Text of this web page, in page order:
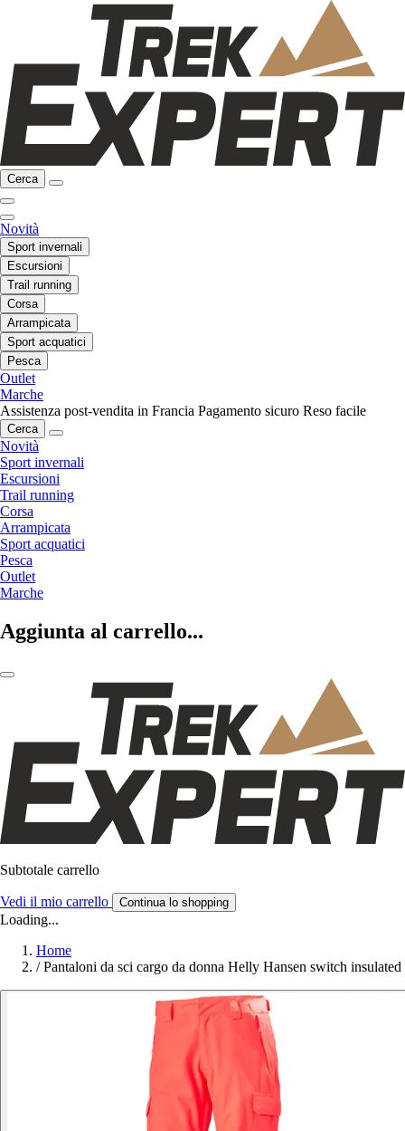
Cerca
Novità
Sport invernali
Escursioni
Trail running
Corsa
Arrampicata
Sport acquatici
Pesca
Outlet
Marche
Assistenza post-vendita in Francia Pagamento sicuro Reso facile
Cerca
Novità
Sport invernali
Escursioni
Trail running
Corsa
Arrampicata
Sport acquatici
Pesca
Outlet
Marche
Aggiunta al carrello...
Subtotale carrello
Vedi il mio carrello Continua lo shopping
Loading...
Home
/ Pantaloni da sci cargo da donna Helly Hansen switch insulated